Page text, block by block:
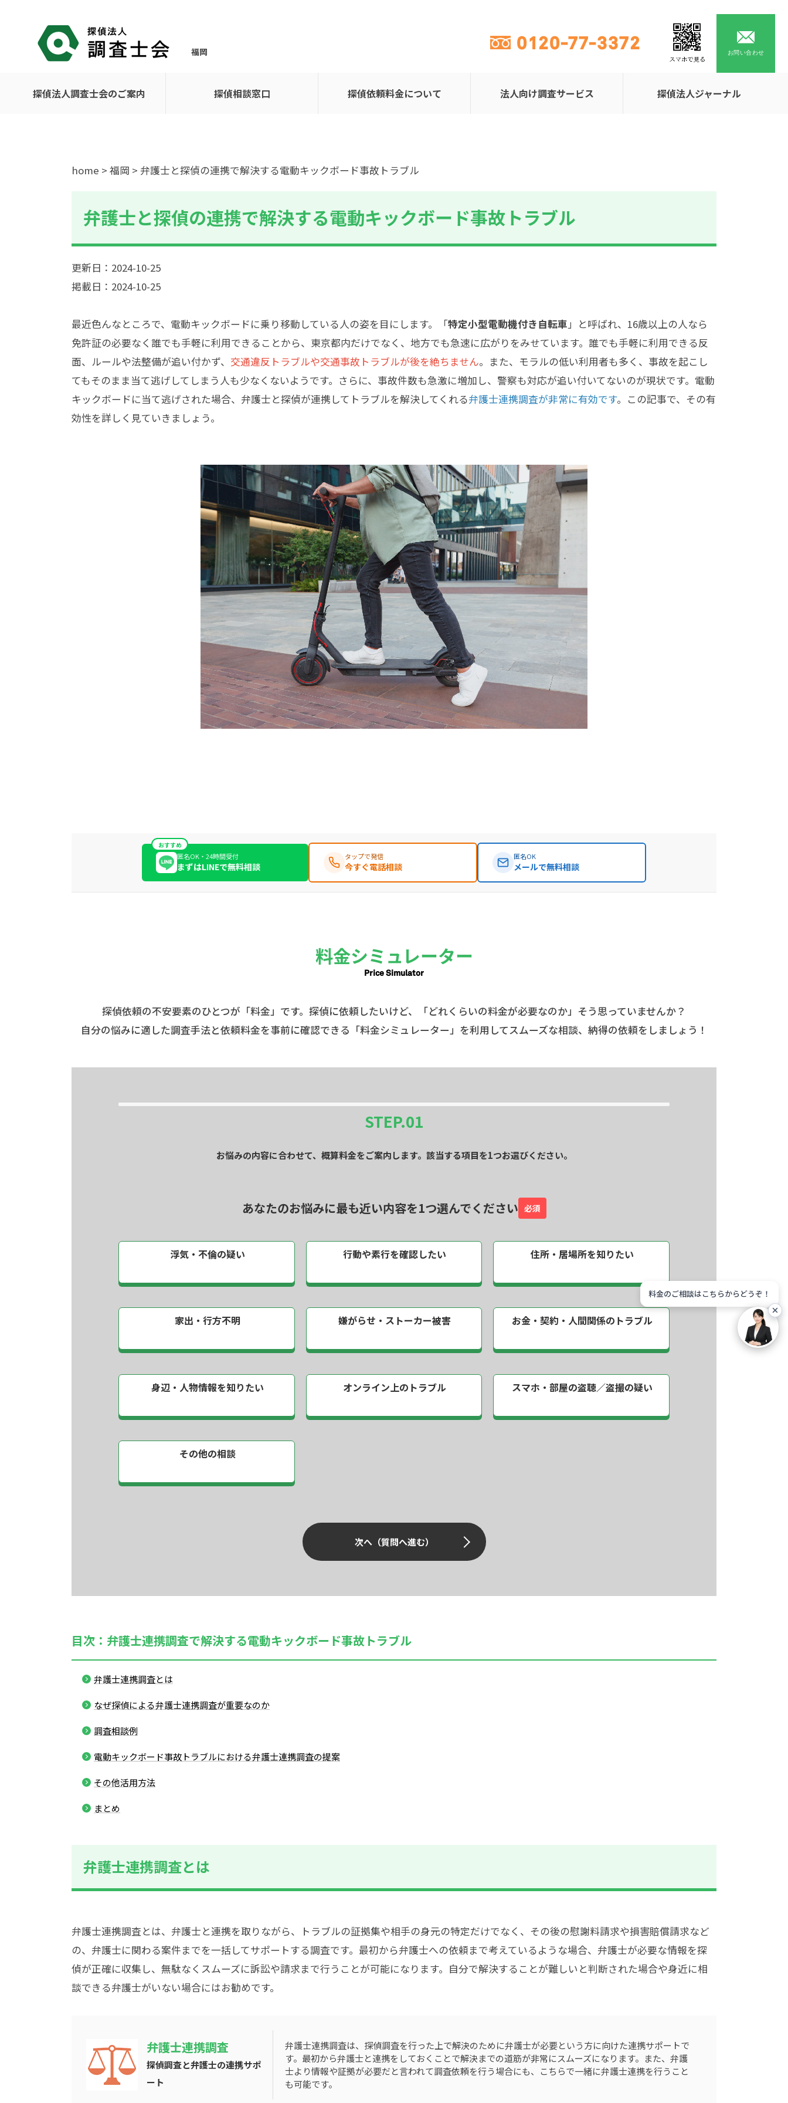
福岡 お問い合わせ
0120-77-3372
探偵法人調査士会のご案内 探偵相談窓口 探偵依頼料金について 法人向け調査サービス 探偵法人ジャーナル
home > 福岡 > 弁護士と探偵の連携で解決する電動キックボード事故トラブル
弁護士と探偵の連携で解決する電動キックボード事故トラブル
更新日：2024-10-25
掲載日：2024-10-25
最近色んなところで、電動キックボードに乗り移動している人の姿を目にします。「特定小型電動機付き自転車」と呼ばれ、16歳以上の人なら
免許証の必要なく誰でも手軽に利用できることから、東京都内だけでなく、地方でも急速に広がりをみせています。誰でも手軽に利用できる反
面、ルールや法整備が追い付かず、 交通違反トラブルや交通事故トラブルが後を絶ちません。また、モラルの低い利用者も多く、事故を起こし
てもそのまま当て逃げしてしまう人も少なくないようです。さらに、事故件数も急激に増加し、警察も対応が追い付いてないのが現状です。電動
キックボードに当て逃げされた場合、弁護士と探偵が連携してトラブルを解決してくれる弁護士連携調査が非常に有効です。この記事で、その有
効性を詳しく見ていきましょう。
おすすめ
匿名OK・24時間受付
まずはLINEで無料相談
タップで発信
今すぐ電話相談
匿名OK
メールで無料相談
料金シミュレーター
Price Simulator
探偵依頼の不安要素のひとつが「料金」です。探偵に依頼したいけど、「どれくらいの料金が必要なのか」そう思っていませんか？
自分の悩みに適した調査手法と依頼料金を事前に確認できる「料金シミュレーター」を利用してスムーズな相談、納得の依頼をしましょう！
STEP.01
お悩みの内容に合わせて、概算料金をご案内します。該当する項目を1つお選びください。
あなたのお悩みに最も近い内容を1つ選んでください 必須
浮気・不倫の疑い 行動や素行を確認したい 住所・居場所を知りたい
家出・行方不明 嫌がらせ・ ストーカー被害 お金・契約・人間関係のトラブル
身辺・人物情報を知りたい オンライン上の トラブル スマホ・部屋の盗聴／盗撮の疑い
その他の相談
次へ（質問へ進む）
目次：弁護士連携調査で解決する電動キックボード事故トラブル
弁護士連携調査とは
なぜ探偵による弁護士連携調査が重要なのか
調査相談例
電動キックボード事故トラブルにおける弁護士連携調査の提案
その他活用方法
まとめ
弁護士連携調査とは
弁護士連携調査とは、 弁護士と連携を取りながら、トラブルの証拠集や相手の身元の特定だけでなく、その後の慰謝料請求や損害賠償請求など
の、弁護士に関わる案件までを一括してサポートする調査です。最初から弁護士への依頼まで考えているような場合、弁護士が必要な情報を探
偵が正確に収集し、無駄なくスムーズに訴訟や請求まで行うことが可能になります。自分で解決することが難しいと判断された場合や身近に相
談できる弁護士がいない場合にはお勧めです。
弁護士連携調査
探偵調査と弁護士の連携サポ
ート
弁護士連携調査は、探偵調査を行った上で解決のために弁護士が必要という方に向けた連携サポートで
す。最初から弁護士と連携をしておくことで解決までの道筋が非常にスムーズになります。また、弁護
士より情報や証拠が必要だと言われて調査依頼を行う場合にも、こちらで一緒に弁護士連携を行うこと
も可能です。
料金のご相談はこちらからどうぞ！